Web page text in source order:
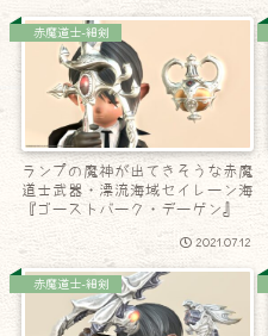
赤魔道士-細剣
ランプの魔神が出てきそうな赤魔
道士武器・漂流海域セイレーン海
『ゴーストバーク・デーゲン』
2021.07.12
赤魔道士-細剣